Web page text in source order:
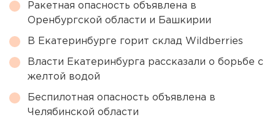
Ракетная опасность объявлена в
Оренбургской области и Башкирии
В Екатеринбурге горит склад Wildberries
Власти Екатеринбурга рассказали о борьбе с
желтой водой
Беспилотная опасность объявлена в
Челябинской области